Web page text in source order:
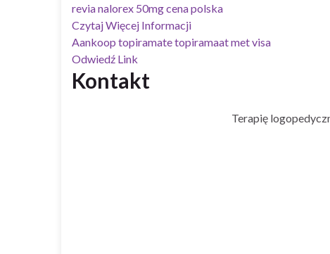
revia nalorex 50mg cena polska
Czytaj Więcej Informacji
Aankoop topiramate topiramaat met visa
Odwiedź Link
Kontakt
Terapię